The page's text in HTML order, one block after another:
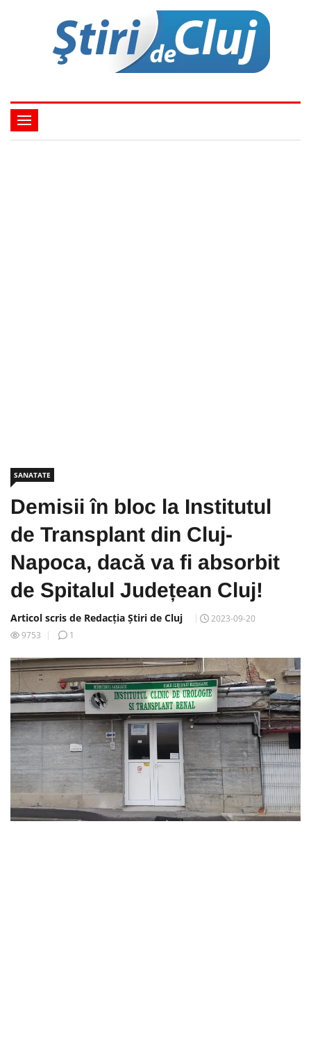
SANATATE
Demisii în bloc la Institutul
de Transplant din Cluj-
Napoca, dacă va fi absorbit
de Spitalul Județean Cluj!
Articol scris de Redacția Știri de Cluj
2023-09-20
9753
1